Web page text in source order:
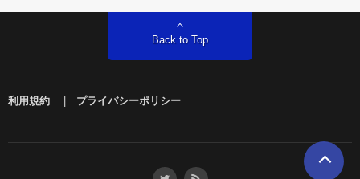
Back to Top
利用規約 プライバシーポリシー